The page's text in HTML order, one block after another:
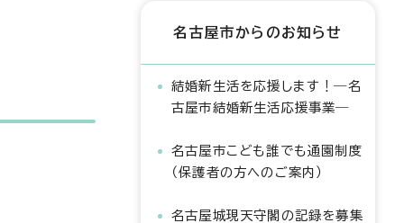
名古屋市からのお知らせ
結婚新生活を応援します！―名
古屋市結婚新生活応援事業―
名古屋市こども誰でも通園制度
（保護者の方へのご案内）
名古屋城現天守閣の記録を募集